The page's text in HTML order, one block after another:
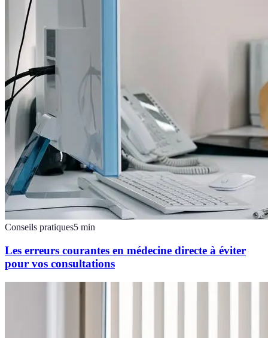
Conseils pratiques5 min
Les erreurs courantes en médecine directe à éviter
pour vos consultations